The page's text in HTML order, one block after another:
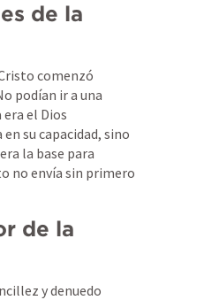
de la
comenzó
podían ir a una
el Dios
su capacidad, sino
la base para
no envía sin primero
de la
y denuedo